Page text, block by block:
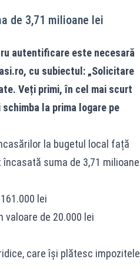
de 3,71 milioane lei
autentificare este necesară
, cu subiectul: „Solicitare
Veți primi, în cel mai scurt
la prima logare pe
la bugetul local față
suma de 3,71 milioane
lei
valoare de 20.000 lei
care își plătesc impozitele